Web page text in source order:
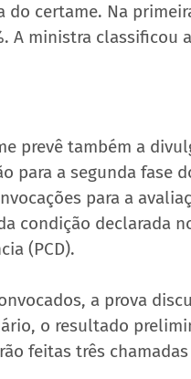
certame. Na
A ministra classificou
prevê também a
para a segunda fase
para a
condição declarada
(PCD).
a prova
o resultado
feitas três